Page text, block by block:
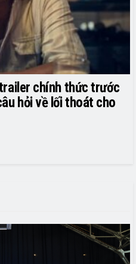
chính thức trước
hỏi về lối thoát cho